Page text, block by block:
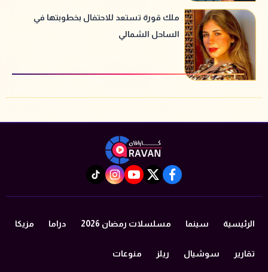
ملك قورة تستعد للاحتفال بخطوبتها في
الساحل الشمالي
facebook
twitter
youtube
instagram
tiktok
الرئيسية سينما مسلسلات رمضان 2026 دراما مزيكا
تقارير سوشيال ريلز منوعات